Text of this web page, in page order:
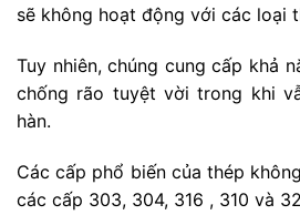
sẽ không hoạt động với các loại
Tuy nhiên, chúng cung cấp khả
chống rão tuyệt vời trong khi
hàn.
Các cấp phổ biến của thép
các cấp 303, 304, 316 , 310 và